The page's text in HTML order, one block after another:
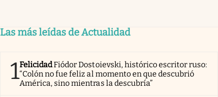
Las más leídas de Actualidad
1FelicidadFiódor Dostoievski, histórico escritor ruso:
“Colón no fue feliz al momento en que descubrió
América, sino mientras la descubría”